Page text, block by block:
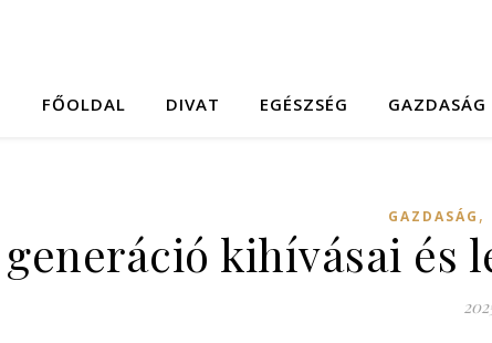
FŐOLDAL DIVAT EGÉSZSÉG GAZDASÁG
GAZDASÁG ,
generáció kihívásai és